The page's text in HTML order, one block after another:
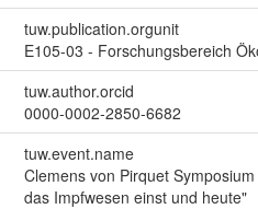
tuw.publication.orgunit
E105-03 - Forschungsbereich
tuw.author.orcid
0000-0002-2850-6682
tuw.event.name
Clemens von Pirquet
das Impfwesen einst und heute"